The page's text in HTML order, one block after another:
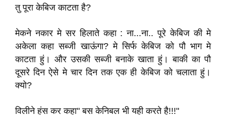
तु पूरा केबिज काटता है?
मेकने नकार मे सर हिलाते कहा : ना...ना.. पूरे केबिज की मे
अकेला कहा सब्जी खाऊंगा? मे सिर्फ केबिज को पौ भाग मे
काटता हुं। और उसकी सब्जी बनाके खाता हुं। बाकी का पौ
दूसरे दिन ऐसे मे चार दिन तक एक ही केबिज को चलाता हुं।
क्यो?
विलीने हंस कर कहा" बस केनिबल भी यही करते है!!!"